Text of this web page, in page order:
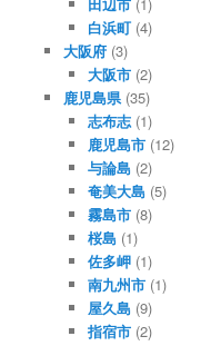
白浜町 (4)
大阪府(3)
大阪市 (2)
鹿児島県(35)
志布志(1)
鹿児島市 (12)
与論島 (2)
奄美大島 (5)
霧島市 (8)
桜島 (1)
佐多岬 (1)
南九州市 (1)
屋久島 (9)
指宿市 (2)